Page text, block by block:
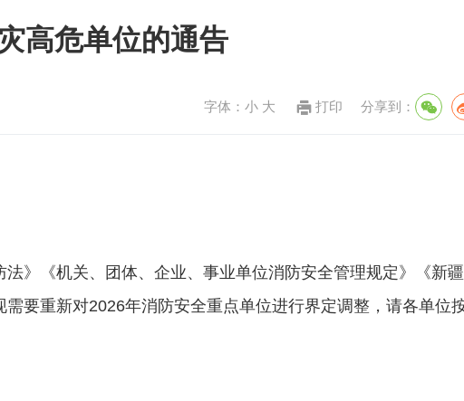
高危单位的通告
字体： 小 大 打印 分享到：
》《机关、团体、企业、事业单位消防安全管理规定》《新
要重新对2026年消防安全重点单位进行界定调整，请各单位